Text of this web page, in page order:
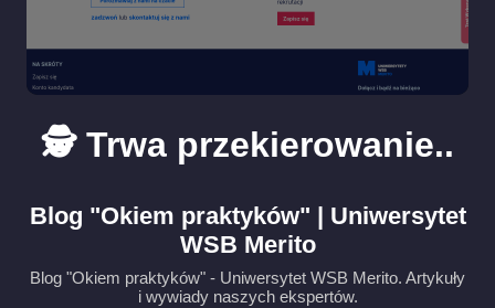
🕵️ Trwa przekierowanie..
Blog "Okiem praktyków" | Uniwersytet
WSB Merito
Blog "Okiem praktyków" - Uniwersytet WSB Merito. Artykuły
i wywiady naszych ekspertów.